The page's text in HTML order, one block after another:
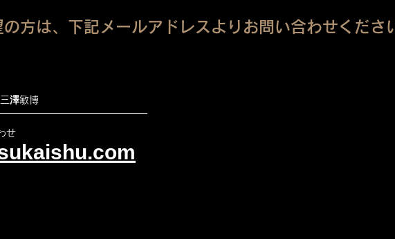
方は、 下記メールアド レスよりお問い合わせくださ
澤敏博
せ